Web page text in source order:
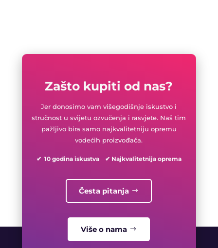
Zašto kupiti od nas?
Jer donosimo vam višegodišnje iskustvo i
stručnost u svijetu ozvučenja i rasvjete. Naš tim
pažljivo bira samo najkvalitetniju opremu
vodećih proizvođača.
✔ 10 godina iskustva ✔ Najkvalitetnija oprema
Česta pitanja
Više o nama